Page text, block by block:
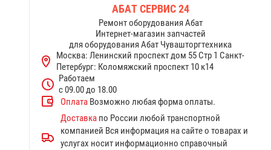
Запчасти к котлам
пищеварочным КПЭМ Abat
Запчасти к электрическим
плитам Abat
Терморегуляторы
термостаты Abat
Запчасти к посудомоечным
машинам МПК
АБАТ СЕРВИС 24
Ремонт оборудования Абат
Интернет-магазин запчастей
для оборудования Абат Чувашторгтехника
Москва: Ленинский проспект дом 55 Стр 1 Санкт-
Петербург: Коломяжский проспект 10 к14
Работаем
с 09.00 до 18.00
Оплата Возможно любая форма оплаты.
Доставка по России любой транспортной
компанией Вся информация на сайте о товарах и
услугах носит информационно справочный